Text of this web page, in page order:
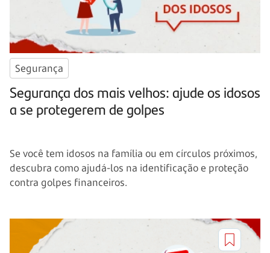
Segurança
Segurança dos mais velhos: ajude os idosos
a se protegerem de golpes
Se você tem idosos na família ou em círculos próximos,
descubra como ajudá-los na identificação e proteção
contra golpes financeiros.